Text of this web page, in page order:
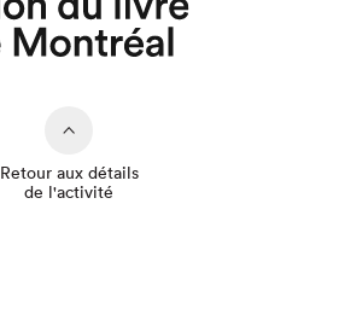
Retour aux détails
de l'activité